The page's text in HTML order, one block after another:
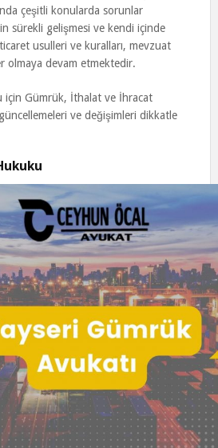
çeşitli konularda sorunlar
sürekli gelişmesi ve kendi içinde
usulleri ve kuralları, mevzuat
olmaya devam etmektedir.
için Gümrük, İthalat ve İhracat
ve değişimleri dikkatle